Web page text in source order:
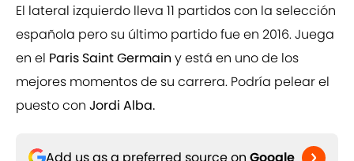
El lateral izquierdo lleva 11 partidos con la selección
española pero su último partido fue en 2016. Juega
en el Paris Saint Germain y está en uno de los
mejores momentos de su carrera. Podría pelear el
puesto con Jordi Alba.
Add us as a preferred source on Google